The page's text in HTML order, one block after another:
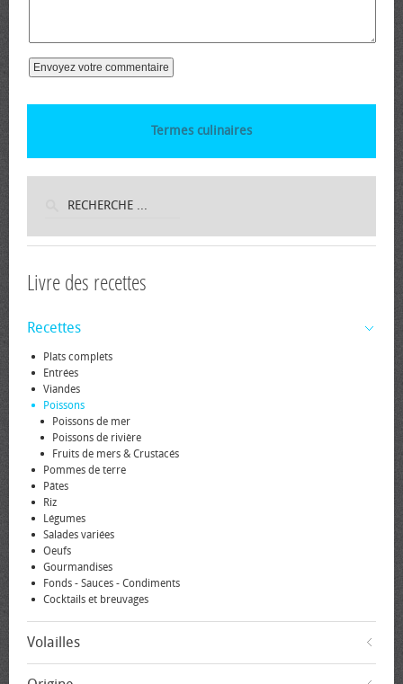
Termes culinaires
Livre des recettes
Recettes
Plats complets
Entrées
Viandes
Poissons
Poissons de mer
Poissons de rivière
Fruits de mers & Crustacés
Pommes de terre
Pâtes
Riz
Légumes
Salades variées
Oeufs
Gourmandises
Fonds - Sauces - Condiments
Cocktails et breuvages
Volailles